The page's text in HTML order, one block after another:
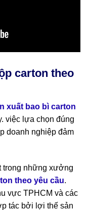
carton theo
xuất bao bì carton
việc lựa chọn đúng
doanh nghiệp đảm
trong những xưởng
theo yêu cầu.
vực TPHCM và các
tác bởi lợi thế sản